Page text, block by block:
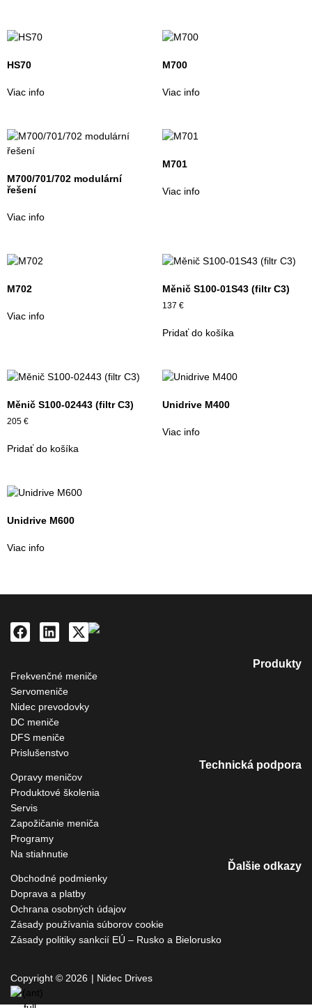
HS70
Viac info
M700
Viac info
M700/701/702 modulární
řešení
Viac info
M701
Viac info
M702
Viac info
Měnič S100-01S43 (filtr C3)
137 €
Pridať do košíka
Měnič S100-02443 (filtr C3)
205 €
Pridať do košíka
Unidrive M400
Viac info
Unidrive M600
Viac info
Produkty
Frekvenčné meniče
Servomeniče
Nidec prevodovky
DC meniče
DFS meniče
Prislušenstvo
Technická podpora
Opravy meničov
Produktové školenia
Servis
Zapožičanie meniča
Programy
Na stiahnutie
Ďalšie odkazy
Obchodné podmienky
Doprava a platby
Ochrana osobných údajov
Zásady používania súborov cookie
Zásady politiky sankcií EÚ – Rusko a Bielorusko
Copyright © 2026 | Nidec Drives